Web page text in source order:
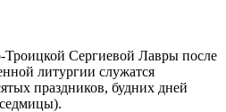
Троицкой Сергиевой Лавры после
литургии служатся
праздников, будних дней